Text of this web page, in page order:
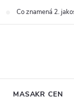
Co znamená 2.
MASAKR CEN